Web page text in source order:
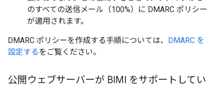
のすべての送信メール（100%）に DMARC ポリシー
が適用されます。
DMARC ポリシーを作成する手順については、 DMARC を
設定するをご覧ください。
公開ウェブサーバーが BIMI をサポートしてい